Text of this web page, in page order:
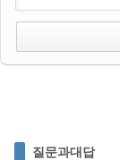
질문과대답